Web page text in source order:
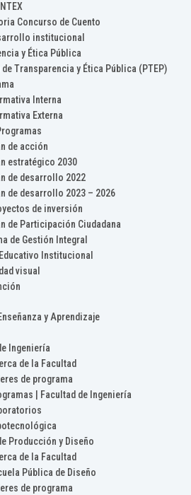
Concurso de Cuento
institucional
y Ética Pública
Transparencia y Ética Pública (PTEP)
Interna
Externa
de acción
estratégico 2030
de desarrollo 2022
de desarrollo 2023 – 2026
de inversión
de Participación Ciudadana
de Gestión Integral
Institucional
visual
y Aprendizaje
Ingeniería
de la Facultad
de programa
| Facultad de Ingeniería
Producción y Diseño
de la Facultad
Pública de Diseño
de programa